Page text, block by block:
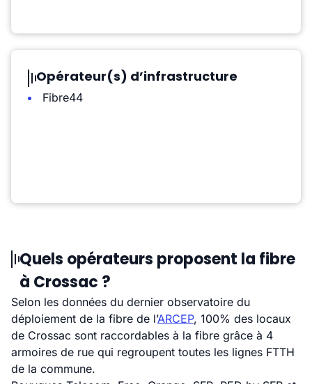
Opérateur(s) d’infrastructure
Fibre44
Quels opérateurs proposent la fibre
à Crossac ?
Selon les données du dernier observatoire du
déploiement de la fibre de l’ARCEP, 100% des locaux
de Crossac sont raccordables à la fibre grâce à 4
armoires de rue qui regroupent toutes les lignes FTTH
de la commune.